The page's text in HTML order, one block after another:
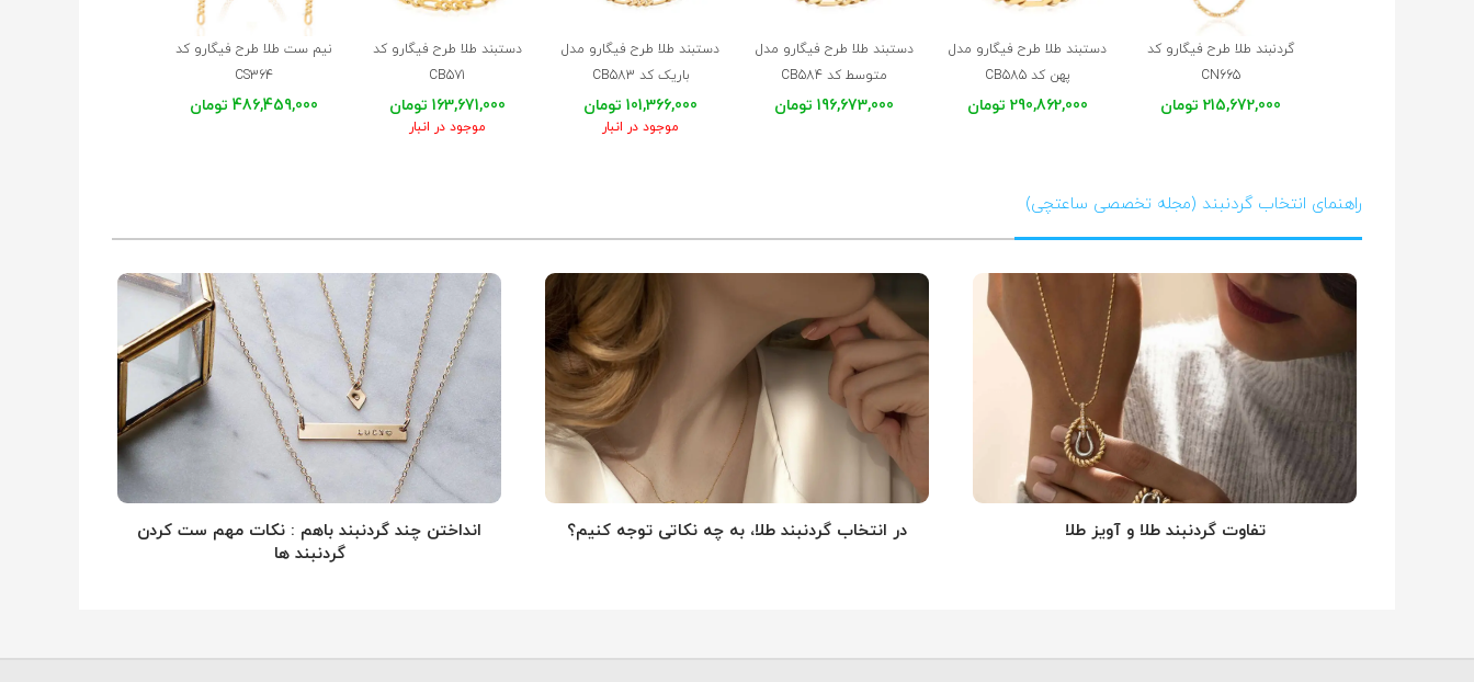
گردنبند طلا طرح فیگارو کد
CN665
215,672,000 تومان
دستبند طلا طرح فیگارو مدل
پهن کد CB585
290,862,000 تومان
دستبند طلا طرح فیگارو مدل
متوسط کد CB584
196,673,000 تومان
دستبند طلا طرح فیگارو مدل
باریک کد CB583
101,366,000 تومان
موجود در انبار
دستبند طلا طرح فیگارو کد
CB571
163,671,000 تومان
موجود در انبار
نیم ست طلا طرح فیگارو کد
CS364
486,459,000 تومان
راهنمای انتخاب گردنبند (مجله تخصصی ساعتچی)
تفاوت گردنبند طلا و آویز طلا در انتخاب گردنبند طلا‌، به چه نکاتی توجه کنیم؟
انداختن چند گردنبند باهم : نکات مهم ست کردن
گردنبند ها